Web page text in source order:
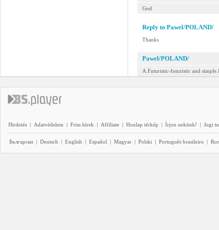
God
Reply to Pawel/POLAND/
Thanks
Pawel/POLAND/
A.Futuristic-futuristic and
Hirdetés | Adatvédelem | Friss hírek | Affiliate | Honlap térkép | Írjon nekünk! | Jogi
Български | Deutsch | English | Español | Magyar | Polski | Português brasileiro |